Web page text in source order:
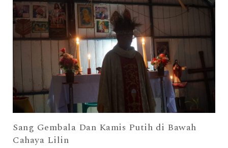
Sang Gembala Dan Kamis Putih di Bawah
Cahaya Lilin